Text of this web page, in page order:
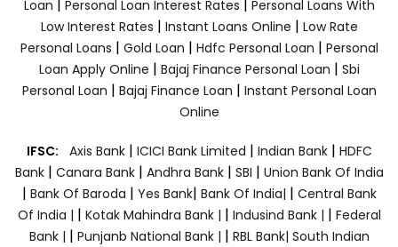
Loan | Personal Loan Interest Rates | Personal Loans With
Low Interest Rates | Instant Loans Online | Low Rate
Personal Loans | Gold Loan | Hdfc Personal Loan | Personal
Loan Apply Online | Bajaj Finance Personal Loan | Sbi
Personal Loan | Bajaj Finance Loan | Instant Personal Loan
Online
IFSC: Axis Bank | ICICI Bank Limited | Indian Bank | HDFC
Bank| Canara Bank | Andhra Bank| SBI | Union Bank Of India
| Bank Of Baroda | Yes Bank| Bank Of India| | Central Bank
Of India | | Kotak Mahindra Bank | | Indusind Bank | | Federal
Bank | | Punjanb National Bank | | RBL Bank| South Indian